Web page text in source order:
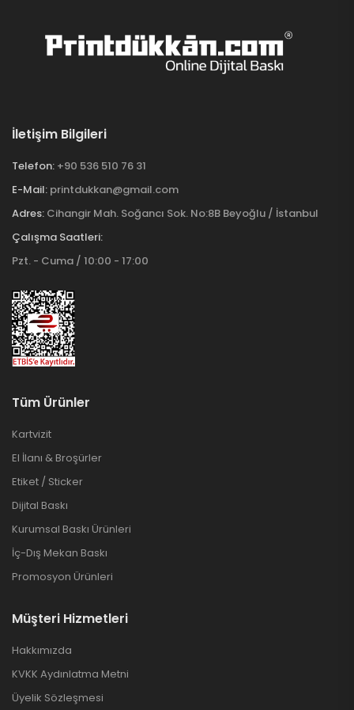
İletişim Bilgileri
Telefon: +90 536 510 76 31
E-Mail: printdukkan@gmail.com
Adres: Cihangir Mah. Soğancı Sok. No:8B Beyoğlu / İstanbul
Çalışma Saatleri:
Pzt. - Cuma / 10:00 - 17:00
Tüm Ürünler
Kartvizit
El İlanı & Broşürler
Etiket / Sticker
Dijital Baskı
Kurumsal Baskı Ürünleri
İç-Dış Mekan Baskı
Promosyon Ürünleri
Müşteri Hizmetleri
Hakkımızda
KVKK Aydınlatma Metni
Üyelik Sözleşmesi